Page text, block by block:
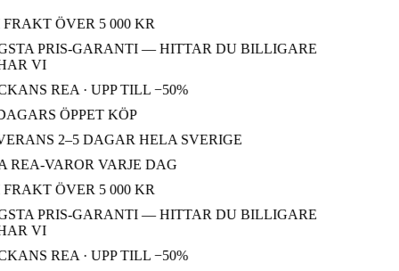
ÖVER 5 000 KR
PRIS-GARANTI — HITTAR DU BILLIGARE
VI
REA · UPP TILL −50%
ÖPPET KÖP
2–5 DAGAR HELA SVERIGE
REA-VAROR VARJE DAG
ÖVER 5 000 KR
PRIS-GARANTI — HITTAR DU BILLIGARE
VI
REA · UPP TILL −50%